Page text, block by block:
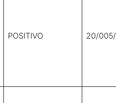
POSITIVO 20/